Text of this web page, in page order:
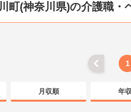
町(神奈川県)の介護職・
1
月収順 年